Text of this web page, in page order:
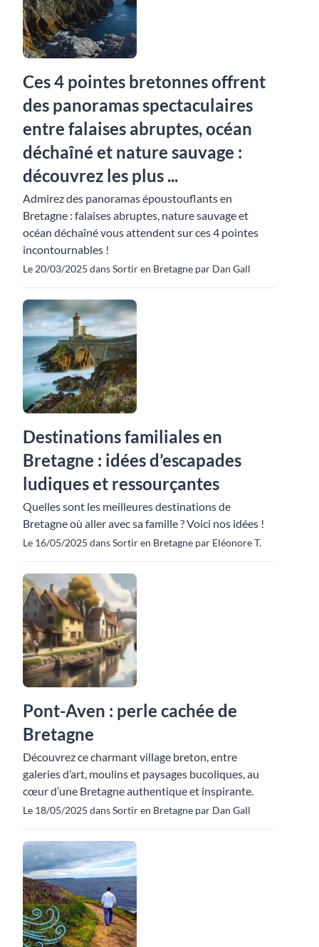
Ces 4 pointes bretonnes offrent
des panoramas spectaculaires
entre falaises abruptes, océan
déchaîné et nature sauvage :
découvrez les plus ...
Admirez des panoramas époustouflants en
Bretagne : falaises abruptes, nature sauvage et
océan déchaîné vous attendent sur ces 4 pointes
incontournables !
Le 20/03/2025 dans Sortir en Bretagne par Dan Gall
Destinations familiales en
Bretagne : idées d’escapades
ludiques et ressourçantes
Quelles sont les meilleures destinations de
Bretagne où aller avec sa famille ? Voici nos idées !
Le 16/05/2025 dans Sortir en Bretagne par Eléonore T.
Pont-Aven : perle cachée de
Bretagne
Découvrez ce charmant village breton, entre
galeries d’art, moulins et paysages bucoliques, au
cœur d’une Bretagne authentique et inspirante.
Le 18/05/2025 dans Sortir en Bretagne par Dan Gall